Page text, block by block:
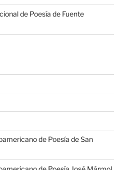
de Poesía de Fuente
de Poesía de San